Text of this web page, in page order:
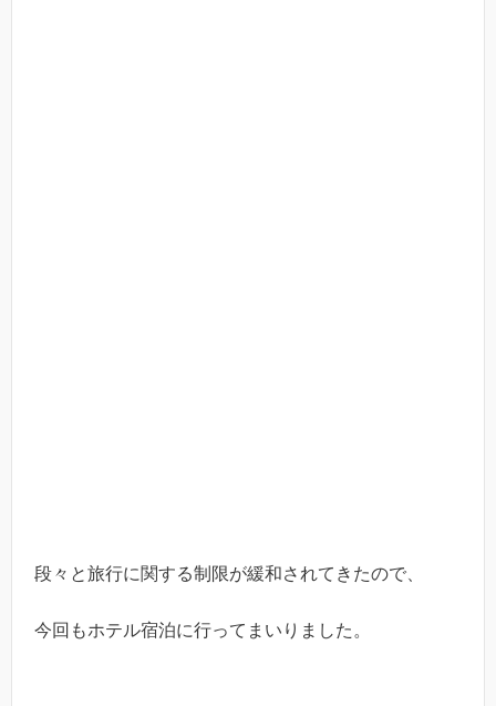
段々と旅行に関する制限が緩和されてきたので、
今回もホテル宿泊に行ってまいりました。